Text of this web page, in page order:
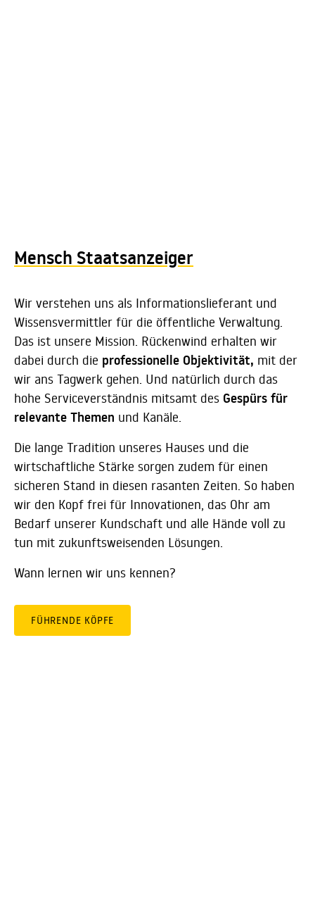
Mensch Staatsanzeiger
Wir verstehen uns als Informationslieferant und
Wissensvermittler für die öffentliche Verwaltung.
Das ist unsere Mission. Rückenwind erhalten wir
dabei durch die professionelle Objektivität, mit der
wir ans Tagwerk gehen. Und natürlich durch das
hohe Serviceverständnis mitsamt des Gespürs für
relevante Themen und Kanäle.
Die lange Tradition unseres Hauses und die
wirtschaftliche Stärke sorgen zudem für einen
sicheren Stand in diesen rasanten Zeiten. So haben
wir den Kopf frei für Innovationen, das Ohr am
Bedarf unserer Kundschaft und alle Hände voll zu
tun mit zukunftsweisenden Lösungen.
Wann lernen wir uns kennen?
FÜHRENDE KÖPFE